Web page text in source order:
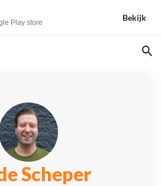
Play store
Bekijk
Scheper